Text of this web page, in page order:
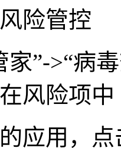
险管控
”->“病
风险项中
应用，点